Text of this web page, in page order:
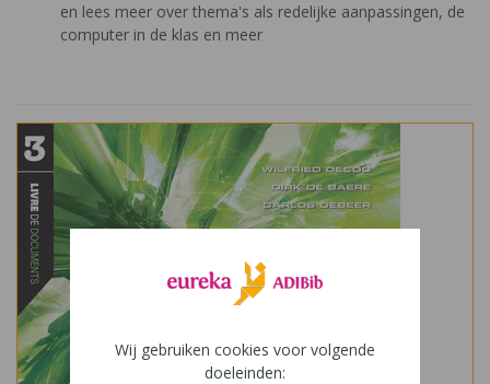
en lees meer over thema's als redelijke aanpassingen, de
computer in de klas en meer
Wij gebruiken cookies voor volgende
doeleinden: